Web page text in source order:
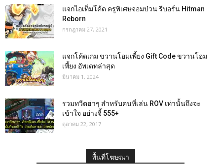
แจกไอเท็มโค้ด ครูพิเศษจอมป่วน รีบอร์น Hitman
Reborn
กรกฎาคม 27, 2021
แจกโค้ดเกม ขวานโอมเพี้ยง Gift Code ขวานโอม
เพี้ยง อัพเดทล่าสุด
มีนาคม 1, 2024
รวมทวีตฮ่าๆ สำหรับคนที่เล่น ROV เท่านั้นถึงจะ
เข้าใจ อย่างจี้ 555+
ตุลาคม 22, 2017
พื้นที่โฆษณา